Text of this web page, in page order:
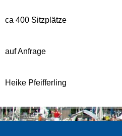
ca 400 Sitzplätze
auf Anfrage
Heike Pfeifferling